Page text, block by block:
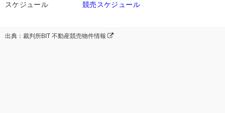
スケジュール 競売スケジュール
出典：裁判所BIT 不動産競売物件情報